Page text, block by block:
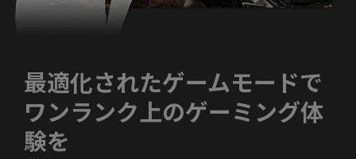
最適化されたゲームモードで
ワンランク上のゲーミング体
験を